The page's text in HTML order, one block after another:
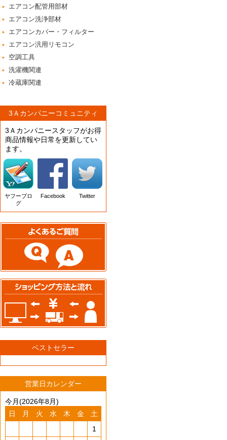
エアコン配管用部材
エアコン洗浄部材
エアコンカバー・フィルター
エアコン汎用リモコン
空調工具
洗濯機関連
冷蔵庫関連
3Ａカンパニーコミュニティ
3Ａカンパニースタッフがお得
商品情報や日常を更新してい
ます。
ヤフーブロ
グ
Facebook Twitter
ベストセラー
営業日カレンダー
今月(2026年8月)
日
月 火 水 木 金
土
1